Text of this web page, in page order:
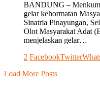
BANDUNG –
gelar kehormatan
Sinatria Pinayungan,
Olot Masyarakat Adat
menjelaskan gelar…
2 FacebookTwitter
Load More Posts